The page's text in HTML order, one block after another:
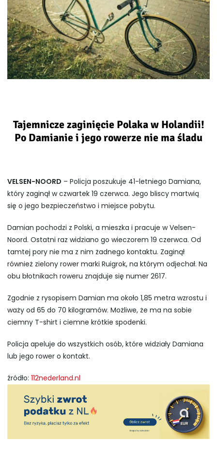
Tajemnicze zaginięcie Polaka w Holandii!
Po Damianie i jego rowerze nie ma śladu
VELSEN-NOORD – Policja poszukuje 41-letniego Damiana,
który zaginął w czwartek 19 czerwca. Jego bliscy martwią
się o jego bezpieczeństwo i miejsce pobytu.
Damian pochodzi z Polski, a mieszka i pracuje w Velsen-
Noord. Ostatni raz widziano go wieczorem 19 czerwca. Od
tamtej pory nie ma z nim żadnego kontaktu. Zaginął
również zielony rower marki Ruigrok, na którym odjechał. Na
obu błotnikach roweru znajduje się numer 2617.
Zgodnie z rysopisem Damian ma około 1,85 metra wzrostu i
waży od 65 do 70 kilogramów. Możliwe, że ma na sobie
ciemny T-shirt i ciemne krótkie spodenki.
Policja apeluje do wszystkich osób, które widziały Damiana
lub jego rower o kontakt.
źródło: 112nederland.nl